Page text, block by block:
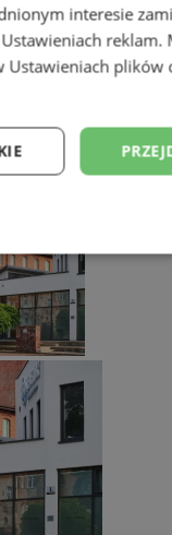
w
interesie
Ustawieniach reklam.
Ustawieniach plików